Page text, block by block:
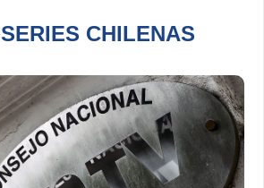
SERIES CHILENAS